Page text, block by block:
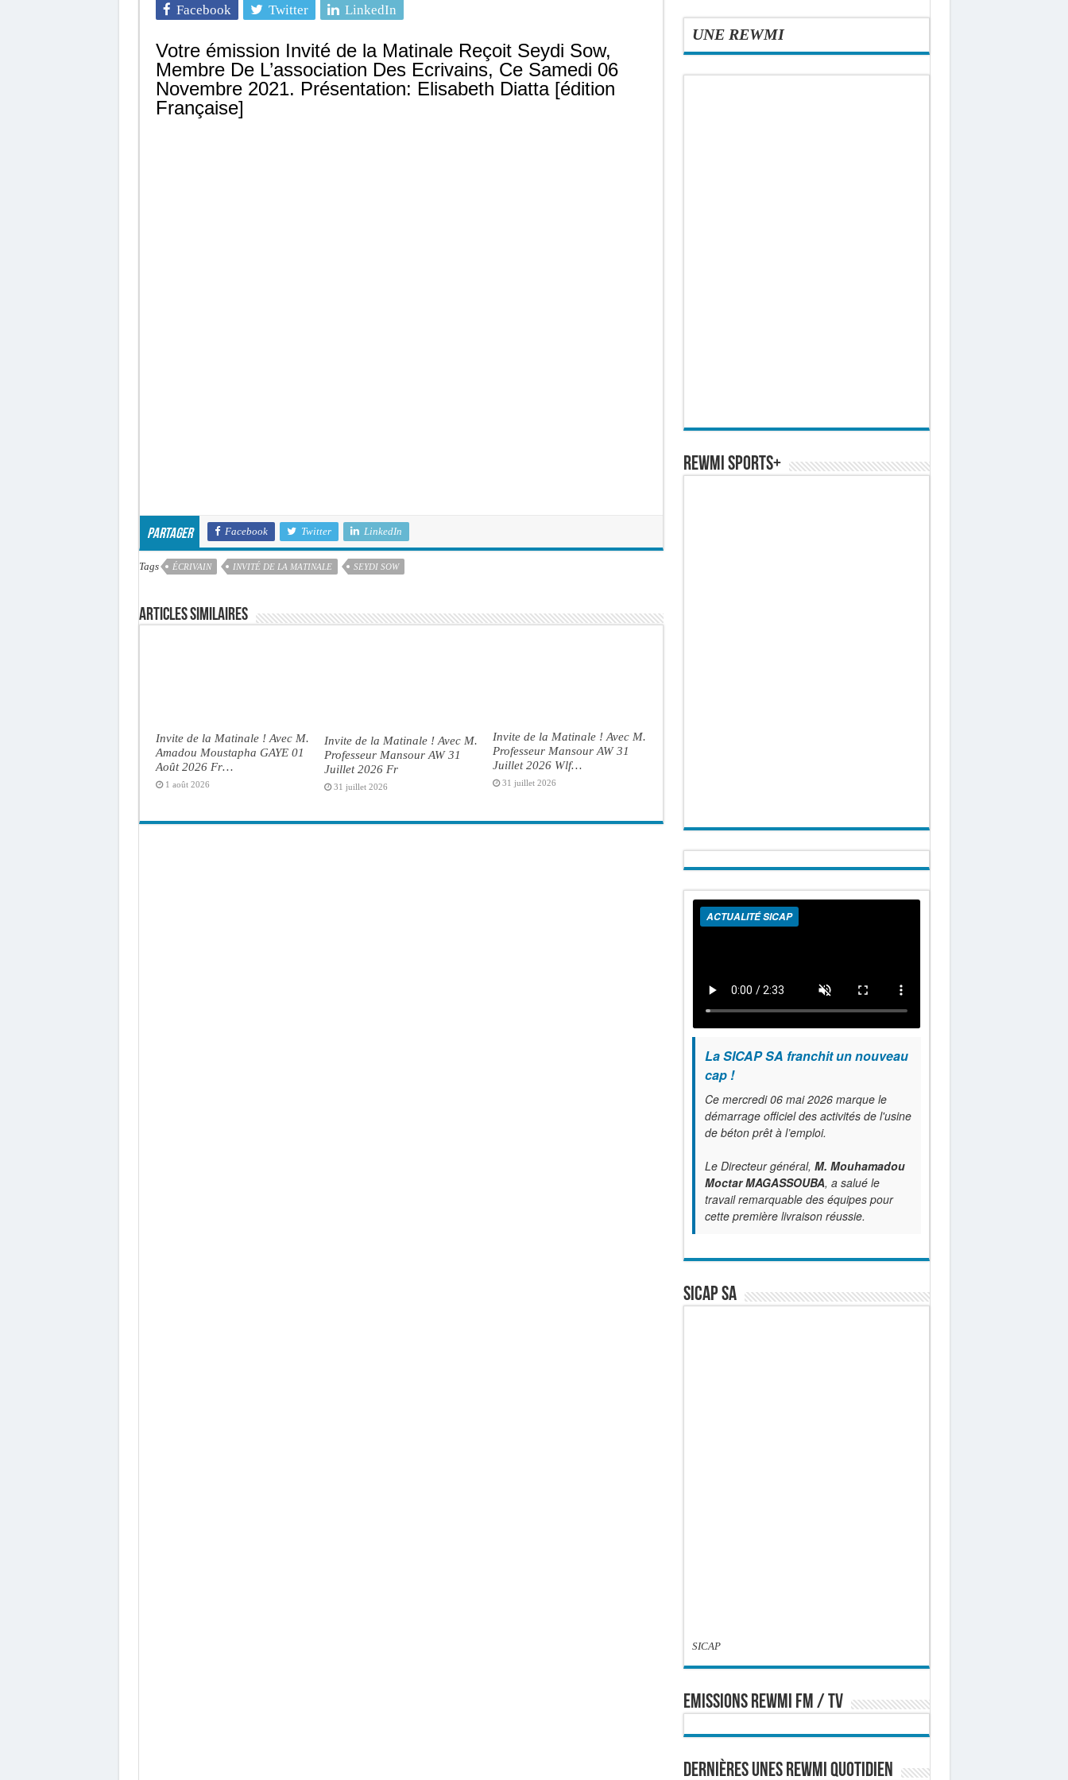
Facebook Twitter LinkedIn
Votre émission Invité de la Matinale Reçoit Seydi Sow,
Membre De L’association Des Ecrivains, Ce Samedi 06
Novembre 2021. Présentation: Elisabeth Diatta [édition
Française]
Partager Facebook Twitter LinkedIn
Tags ÉCRIVAIN INVITÉ DE LA MATINALE SEYDI SOW
Articles similaires
Invite de la Matinale ! Avec M.
Amadou Moustapha GAYE 01
Août 2026 Fr…
1 août 2026
Invite de la Matinale ! Avec M.
Professeur Mansour AW 31
Juillet 2026 Fr
31 juillet 2026
Invite de la Matinale ! Avec M.
Professeur Mansour AW 31
Juillet 2026 Wlf…
31 juillet 2026
UNE REWMI
REWMI SPORTS+
ACTUALITÉ SICAP
La SICAP SA franchit un nouveau
cap !
Ce mercredi 06 mai 2026 marque le
démarrage officiel des activités de l'usine
de béton prêt à l’emploi.
Le Directeur général, M. Mouhamadou
Moctar MAGASSOUBA, a salué le
travail remarquable des équipes pour
cette première livraison réussie.
SICAP SA
SICAP
EMISSIONS REWMI FM / TV
Dernières Unes Rewmi Quotidien